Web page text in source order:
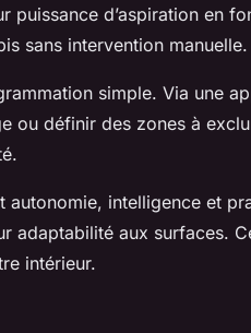
puissance d’aspiration en
sans intervention manuelle.
simple. Via une
ou définir des zones à
autonomie, intelligence et
adaptabilité aux surfaces.
intérieur.